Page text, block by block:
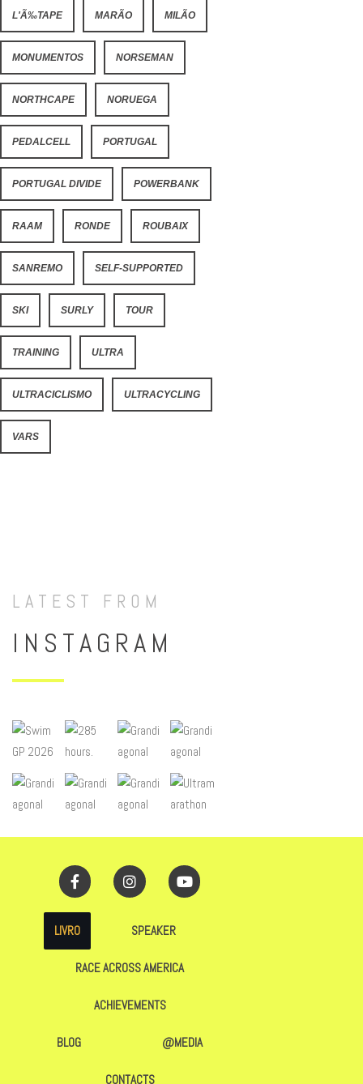
L'Ã‰TAPE MARÃO MILÃO
MONUMENTOS NORSEMAN
NORTHCAPE NORUEGA
PEDALCELL PORTUGAL
PORTUGAL DIVIDE POWERBANK
RAAM RONDE ROUBAIX
SANREMO SELF-SUPPORTED
SKI SURLY TOUR
TRAINING ULTRA
ULTRACICLISMO ULTRACYCLING
VARS
LATEST FROM
INSTAGRAM
LIVRO SPEAKER
RACE ACROSS AMERICA
ACHIEVEMENTS
BLOG @MEDIA
CONTACTS